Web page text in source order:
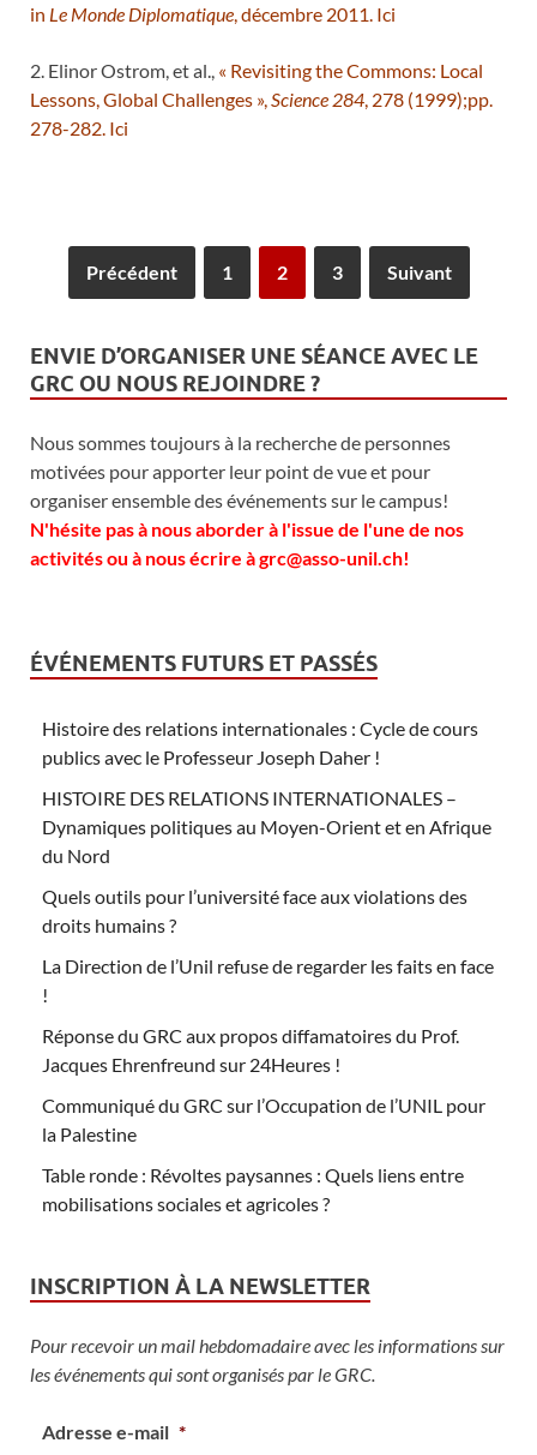
in Le Monde Diplomatique, décembre 2011. Ici
2. Elinor Ostrom, et al., « Revisiting the Commons: Local
Lessons, Global Challenges »,Science 284, 278 (1999);pp.
278-282. Ici
Précédent 1 2 3 Suivant
ENVIE D’ORGANISER UNE SÉANCE AVEC LE
GRC OU NOUS REJOINDRE ?
Nous sommes toujours à la recherche de personnes
motivées pour apporter leur point de vue et pour
organiser ensemble des événements sur le campus!
N'hésite pas à nous aborder à l'issue de l'une de nos
activités ou à nous écrire à grc@asso-unil.ch!
ÉVÉNEMENTS FUTURS ET PASSÉS
Histoire des relations internationales : Cycle de cours
publics avec le Professeur Joseph Daher !
HISTOIRE DES RELATIONS INTERNATIONALES –
Dynamiques politiques au Moyen-Orient et en Afrique
du Nord
Quels outils pour l’université face aux violations des
droits humains ?
La Direction de l’Unil refuse de regarder les faits en face
!
Réponse du GRC aux propos diffamatoires du Prof.
Jacques Ehrenfreund sur 24Heures !
Communiqué du GRC sur l’Occupation de l’UNIL pour
la Palestine
Table ronde : Révoltes paysannes : Quels liens entre
mobilisations sociales et agricoles ?
INSCRIPTION À LA NEWSLETTER
Pour recevoir un mail hebdomadaire avec les informations sur
les événements qui sont organisés par le GRC.
Adresse e-mail *